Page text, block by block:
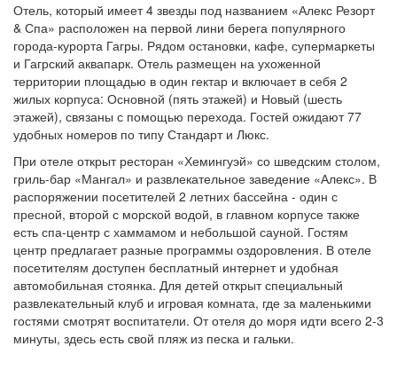
Отель, который имеет 4 звезды под названием «Алекс Резорт
& Спа» расположен на первой лини берега популярного
города-курорта Гагры. Рядом остановки, кафе, супермаркеты
и Гагрский аквапарк. Отель размещен на ухоженной
территории площадью в один гектар и включает в себя 2
жилых корпуса: Основной (пять этажей) и Новый (шесть
этажей), связаны с помощью перехода. Гостей ожидают 77
удобных номеров по типу Стандарт и Люкс.
При отеле открыт ресторан «Хемингуэй» со шведским столом,
гриль-бар «Мангал» и развлекательное заведение «Алекс». В
распоряжении посетителей 2 летних бассейна - один с
пресной, второй с морской водой, в главном корпусе также
есть спа-центр с хаммамом и небольшой сауной. Гостям
центр предлагает разные программы оздоровления. В отеле
посетителям доступен бесплатный интернет и удобная
автомобильная стоянка. Для детей открыт специальный
развлекательный клуб и игровая комната, где за маленькими
гостями смотрят воспитатели. От отеля до моря идти всего 2-3
минуты, здесь есть свой пляж из песка и гальки.